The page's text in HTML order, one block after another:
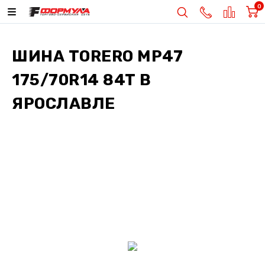
0
ШИНА TORERO MP47
175/70R14 84T В
ЯРОСЛАВЛЕ